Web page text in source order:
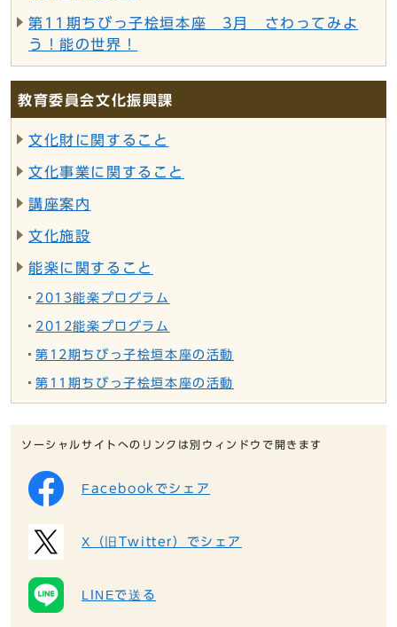
第11期ちびっ子桧垣本座 3月 さわってみよ
う！能の世界！
教育委員会文化振興課
文化財に関すること
文化事業に関すること
講座案内
文化施設
能楽に関すること
2013能楽プログラム
2012能楽プログラム
第12期ちびっ子桧垣本座の活動
第11期ちびっ子桧垣本座の活動
ソーシャルサイトへのリンクは別ウィンドウで開きます
Facebookでシェア
X（旧Twitter）でシェア
LINEで送る